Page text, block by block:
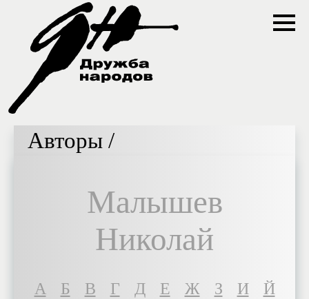
Авторы /
Малышев
Николай
A Б В Г Д Е Ж З И
Й